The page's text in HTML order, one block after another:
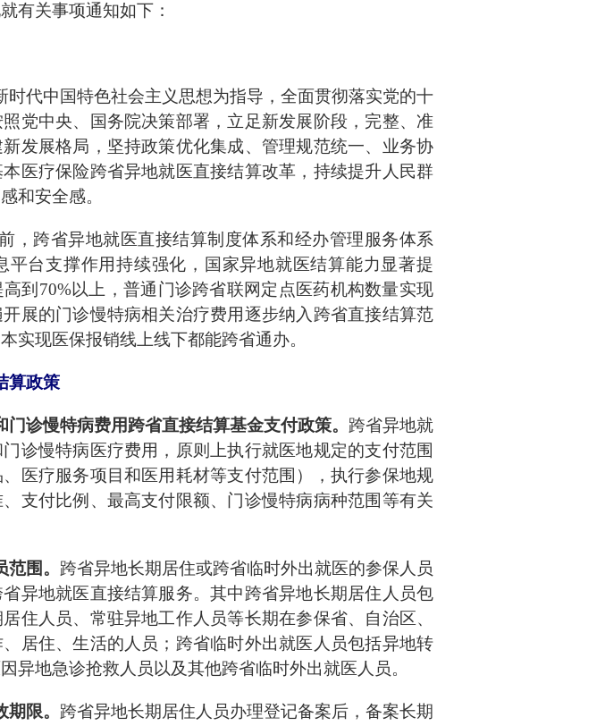
有关事项通知如下：
时代中国特色社会主义思想为指导，全面贯彻落实党的十
党中央、国务院决策部署，立足新发展阶段，完整、准
发展格局，坚持政策优化集成、管理规范统一、业务协
医疗保险跨省异地就医直接结算改革，持续提升人民群
和安全感。
，跨省异地就医直接结算制度体系和经办管理服务体系
平台支撑作用持续强化，国家异地就医结算能力显著提
到70%以上，普通门诊跨省联网定点医药机构数量实现
展的门诊慢特病相关治疗费用逐步纳入跨省直接结算范
实现医保报销线上线下都能跨省通办。
算政策
门诊慢特病费用跨省直接结算基金支付政策。 跨省异地就
诊慢特病医疗费用，原则上执行就医地规定的支付范围
医疗服务项目和医用耗材等支付范围），执行参保地规
支付比例、最高支付限额、门诊慢特病病种范围等有关
围。 跨省异地长期居住或跨省临时外出就医的参保人员
异地就医直接结算服务。其中跨省异地长期居住人员包
住人员、常驻异地工作人员等长期在参保省、自治区、
居住、生活的人员；跨省临时外出就医人员包括异地转
异地急诊抢救人员以及其他跨省临时外出就医人员。
限。 跨省异地长期居住人员办理登记备案后，备案长期